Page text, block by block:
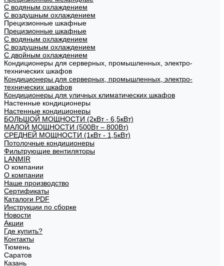
С водяным охлаждением
С воздушным охлаждением
Прецизионные шкафные
Прецизионные шкафные
С водяным охлаждением
С воздушным охлаждением
С двойным охлаждением
Кондиционеры для серверных, промышленных, электро-
технических шкафов
Кондиционеры для серверных, промышленных, электро-
технических шкафов
Кондиционеры для уличных климатических шкафов
Настенные кондиционеры
Настенные кондиционеры
БОЛЬШОЙ МОЩНОСТИ (2кВт - 6,5кВт)
МАЛОЙ МОЩНОСТИ (500Вт – 800Вт)
СРЕДНЕЙ МОЩНОСТИ (1кВт - 1,5кВт)
Потолочные кондиционеры
Фильтрующие вентиляторы
LANMIR
О компании
О компании
Наше производство
Сертификаты
Каталоги PDF
Инструкции по сборке
Новости
Акции
Где купить?
Контакты
Тюмень
Саратов
Казань